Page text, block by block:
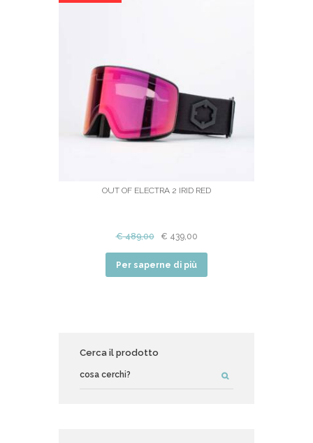
OUT OF ELECTRA 2 IRID RED
€489,00 € 439,00
Per saperne di più
Cerca il prodotto